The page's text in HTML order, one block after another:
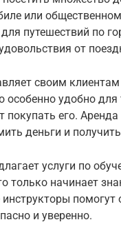
или
путешествий по
от
своим
особенно удобно
покупать его.
деньги и
услуги по
только начинает
и уверенно.